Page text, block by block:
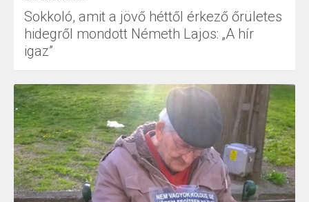
Sokkoló, amit a jövő héttől érkező őrületes
hidegről mondott Németh Lajos: „A hír
igaz”